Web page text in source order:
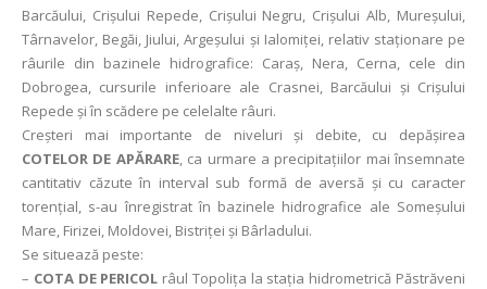
Barcăului, Crișului Repede, Crișului Negru, Crișului Alb, Mureșului,
Târnavelor, Begăi, Jiului, Argeșului și Ialomiței, relativ staționare pe
râurile din bazinele hidrografice: Caraș, Nera, Cerna, cele din
Dobrogea, cursurile inferioare ale Crasnei, Barcăului și Crișului
Repede și în scădere pe celelalte râuri.
Creșteri mai importante de niveluri și debite, cu depășirea
COTELOR DE APĂRARE, ca urmare a precipitațiilor mai însemnate
cantitativ căzute în interval sub formă de aversă și cu caracter
torențial, s-au înregistrat în bazinele hidrografice ale Someșului
Mare, Firizei, Moldovei, Bistriței și Bârladului.
Se situează peste:
– COTA DE PERICOL râul Topolița la stația hidrometrică Păstrăveni